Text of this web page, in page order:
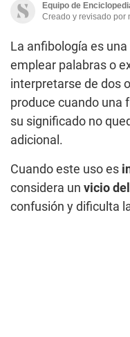
Equipo de
Creado y revisado por
La anfibología es
emplear palabras o
interpretarse de dos
produce cuando una
su significado no
adicional.
Cuando este uso es
considera un vicio
confusión y dificulta